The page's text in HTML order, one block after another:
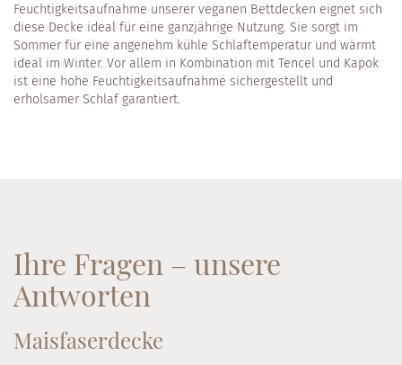
Feuchtigkeitsaufnahme unserer veganen Bettdecken eignet sich
diese Decke ideal für eine ganzjährige Nutzung. Sie sorgt im
Sommer für eine angenehm kühle Schlaftemperatur und wärmt
ideal im Winter. Vor allem in Kombination mit Tencel und Kapok
ist eine hohe Feuchtigkeitsaufnahme sichergestellt und
erholsamer Schlaf garantiert.
Ihre Fragen – unsere
Antworten
Maisfaserdecke